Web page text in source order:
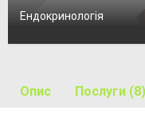
Ендокринологія
Опис Послуги (8)